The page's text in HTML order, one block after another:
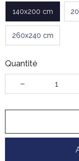
140x200 cm
260x240 cm
Quantité